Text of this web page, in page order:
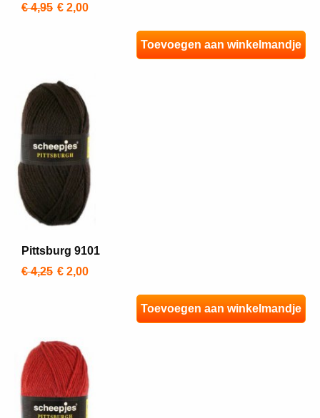
€ 4,95 € 2,00
Toevoegen aan winkelmandje
Pittsburg 9101
€ 4,25 € 2,00
Toevoegen aan winkelmandje